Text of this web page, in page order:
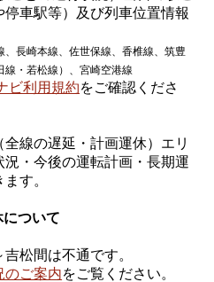
車駅等）及び列車位置情報
長崎本線、佐世保線、香椎線、筑豊
線・若松線）、宮崎空港線
ビ利用規約をご確認くださ
（全線の遅延・計画運休）エリ
・今後の運転計画・長期運
す。
ついて
松間は不通です。
のご案内をご覧ください。